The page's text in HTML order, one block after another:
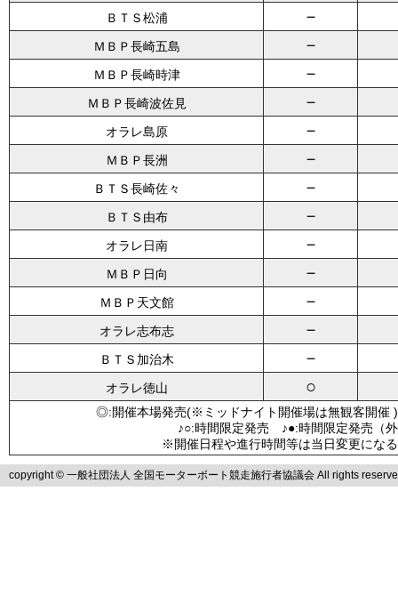
ＢＴＳ松浦 －
ＭＢＰ長崎五島 －
ＭＢＰ長崎時津 －
ＭＢＰ長崎波佐見 －
オラレ島原 －
ＭＢＰ長洲 －
ＢＴＳ長崎佐々 －
ＢＴＳ由布 －
オラレ日南 －
ＭＢＰ日向 －
ＭＢＰ天文館 －
オラレ志布志 －
ＢＴＳ加治木 －
オラレ徳山 ○
◎:開催本場発売(※ミッドナイト開催場は無観客
♪○:時間限定発売 ♪●:時間限定発売
※開催日程や進行時間等は当日変更にな
copyright © 一般社団法人 全国モーターボート競走施行者協議会 All rights